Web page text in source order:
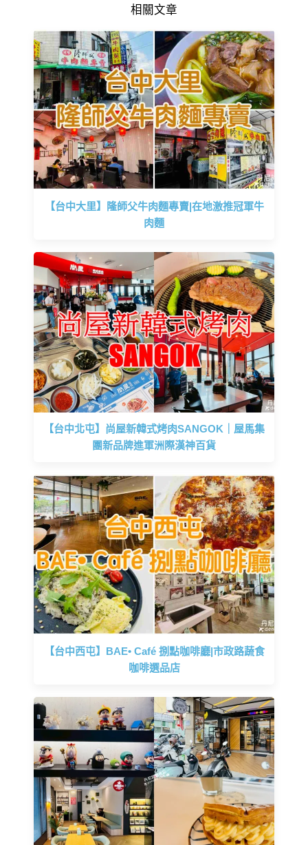
相關文章
【台中大里】隆師父牛肉麵專賣|在地激推冠軍牛
肉麵
【台中北屯】尚屋新韓式烤肉SANGOK｜屋馬集
團新品牌進軍洲際漢神百貨
【台中西屯】BAE• Café 捌點咖啡廳|市政路蔬食
咖啡選品店